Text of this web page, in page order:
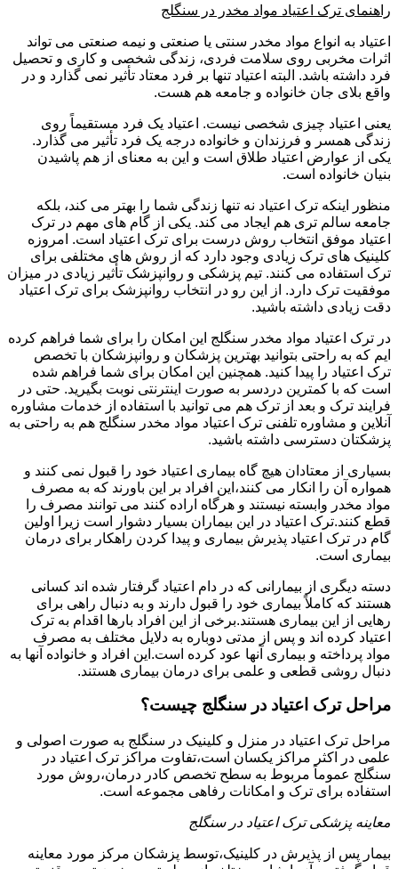
راهنمای ترک اعتیاد مواد مخدر در سنگلج
اعتیاد به انواع مواد مخدر سنتی یا صنعتی و نیمه صنعتی می تواند
اثرات مخربی روی سلامت فردی، زندگی شخصی و کاری و تحصیل
فرد داشته باشد. البته اعتیاد تنها بر فرد معتاد تأثیر نمی گذارد و در
واقع بلای جان خانواده و جامعه هم هست.
یعنی اعتیاد چیزی شخصی نیست. اعتیاد یک فرد مستقیماً روی
زندگی همسر و فرزندان و خانواده درجه یک فرد تأثیر می گذارد.
یکی از عوارض اعتیاد طلاق است و این به معنای از هم پاشیدن
بنیان خانواده است.
منظور اینکه ترک اعتیاد نه تنها زندگی شما را بهتر می کند، بلکه
جامعه سالم تری هم ایجاد می کند. یکی از گام های مهم در ترک
اعتیاد موفق انتخاب روش درست برای ترک اعتیاد است. امروزه
کلینیک های ترک زیادی وجود دارد که از روش های مختلفی برای
ترک استفاده می کنند. تیم پزشکی و روانپزشک تأثیر زیادی در میزان
موفقیت ترک دارد. از این رو در انتخاب روانپزشک برای ترک اعتیاد
دقت زیادی داشته باشید.
در ترک اعتیاد مواد مخدر سنگلج این امکان را برای شما فراهم کرده
ایم که به راحتی بتوانید بهترین پزشکان و روانپزشکان با تخصص
ترک اعتیاد را پیدا کنید. همچنین این امکان برای شما فراهم شده
است که با کمترین دردسر به صورت اینترنتی نوبت بگیرید. حتی در
فرایند ترک و بعد از ترک هم می توانید با استفاده از خدمات مشاوره
آنلاین و مشاوره تلفنی ترک اعتیاد مواد مخدر سنگلج هم به راحتی به
پزشکتان دسترسی داشته باشید.
بسیاری از معتادان هیچ گاه بیماری اعتیاد خود را قبول نمی کنند و
همواره آن را انکار می کنند،این افراد بر این باورند که به مصرف
مواد مخدر وابسته نیستند و هرگاه اراده کنند می توانند مصرف را
قطع کنند.ترک اعتیاد در این بیماران بسیار دشوار است زیرا اولین
گام در ترک اعتیاد پذیرش بیماری و پیدا کردن راهکار برای درمان
بیماری است.
دسته دیگری از بیمارانی که در دام اعتیاد گرفتار شده اند کسانی
هستند که کاملاً بیماری خود را قبول دارند و به دنبال راهی برای
رهایی از این بیماری هستند.برخی از این افراد بارها اقدام به ترک
اعتیاد کرده اند و پس از مدتی دوباره به دلایل مختلف به مصرف
مواد پرداخته و بیماری آنها عود کرده است.این افراد و خانواده آنها به
دنبال روشی قطعی و علمی برای درمان بیماری هستند.
مراحل ترک اعتیاد در سنگلج چیست؟
مراحل ترک اعتیاد در منزل و کلینیک در سنگلج به صورت اصولی و
علمی در اکثر مراکز یکسان است،تفاوت مراکز ترک اعتیاد در
سنگلج عموماً مربوط به سطح تخصص کادر درمان،روش مورد
استفاده برای ترک و امکانات رفاهی مجموعه است.
معاینه پزشکی ترک اعتیاد در سنگلج
بیمار پس از پذیرش در کلینیک،توسط پزشکان مرکز مورد معاینه